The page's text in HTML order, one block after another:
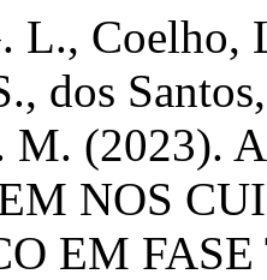
L., Coelho,
dos
M. (2023).
NOS
EM